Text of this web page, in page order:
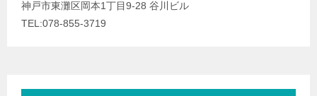
神戸市東灘区岡本1丁目9-28 谷川ビル
TEL:078-855-3719